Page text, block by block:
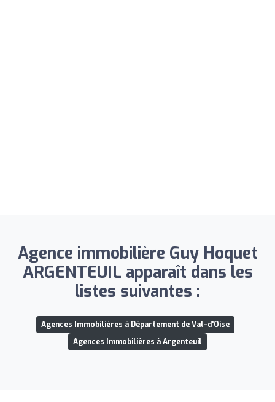
Agence immobilière Guy Hoquet
ARGENTEUIL apparaît dans les
listes suivantes :
Agences Immobilières à Département de Val-d'Oise
Agences Immobilières à Argenteuil